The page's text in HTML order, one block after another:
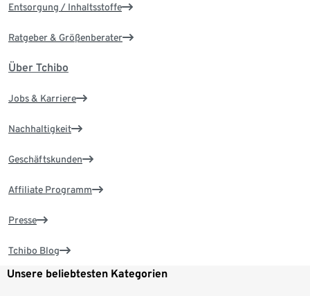
Entsorgung / Inhaltsstoffe
Ratgeber & Größenberater
Über Tchibo
Jobs & Karriere
Nachhaltigkeit
Geschäftskunden
Affiliate Programm
Presse
Tchibo Blog
Unsere beliebtesten Kategorien